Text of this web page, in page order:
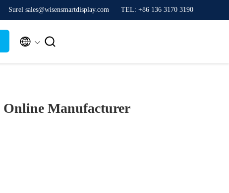
Surel sales@wisensmartdisplay.com TEL: +86 136 3170 3190
 
Online Manufacturer